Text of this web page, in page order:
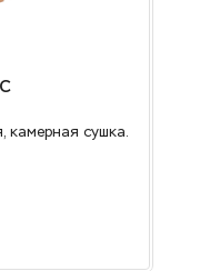
камерная сушка.